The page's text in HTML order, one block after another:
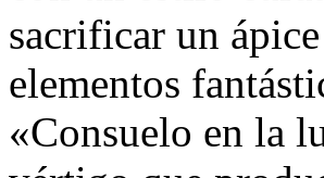
sacrificar un
elementos
«Consuelo en la